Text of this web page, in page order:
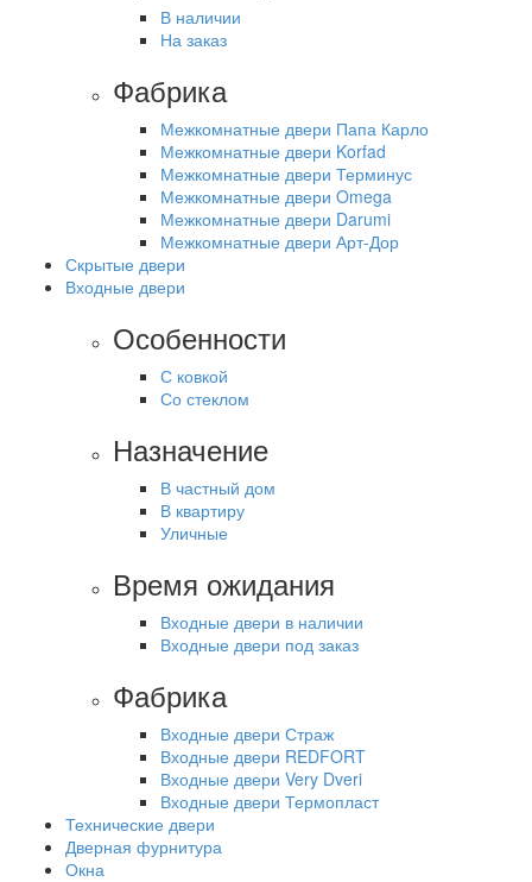
В наличии
На заказ
Фабрика
Межкомнатные двери Папа Карло
Межкомнатные двери Korfad
Межкомнатные двери Терминус
Межкомнатные двери Omega
Межкомнатные двери Darumi
Межкомнатные двери Арт-Дор
Скрытые двери
Входные двери
Особенности
С ковкой
Со стеклом
Назначение
В частный дом
В квартиру
Уличные
Время ожидания
Входные двери в наличии
Входные двери под заказ
Фабрика
Входные двери Страж
Входные двери REDFORT
Входные двери Very Dveri
Входные двери Термопласт
Технические двери
Дверная фурнитура
Окна